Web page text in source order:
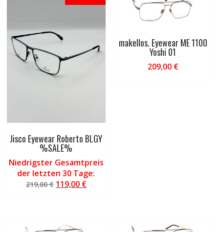
Jisco Eyewear Roberto BLGY
%SALE%
Niedrigster Gesamtpreis
der letzten 30 Tage:
219,00€ Ursprünglicher
119,00 €Aktueller
makellos. Eyewear ME 1100
Yoshi 01
209,00 €